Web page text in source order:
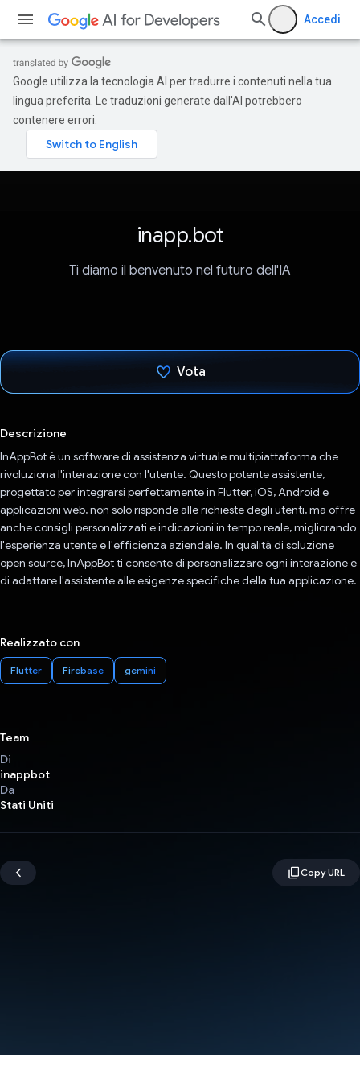
Accedi
Google utilizza la tecnologia AI per tradurre i contenuti nella tua
lingua preferita. Le traduzioni generate dall'AI potrebbero
contenere errori.
inapp.bot
Ti diamo il benvenuto nel futuro dell'IA
Vota
Descrizione
InAppBot è un software di assistenza virtuale multipiattaforma che
rivoluziona l'interazione con l'utente. Questo potente assistente,
progettato per integrarsi perfettamente in Flutter, iOS, Android e
applicazioni web, non solo risponde alle richieste degli utenti, ma offre
anche consigli personalizzati e indicazioni in tempo reale, migliorando
l'esperienza utente e l'efficienza aziendale. In qualità di soluzione
open source, InAppBot ti consente di personalizzare ogni interazione e
di adattare l'assistente alle esigenze specifiche della tua applicazione.
Realizzato con
Flutter Firebase gemini
Team
Di
inappbot
Da
Stati Uniti